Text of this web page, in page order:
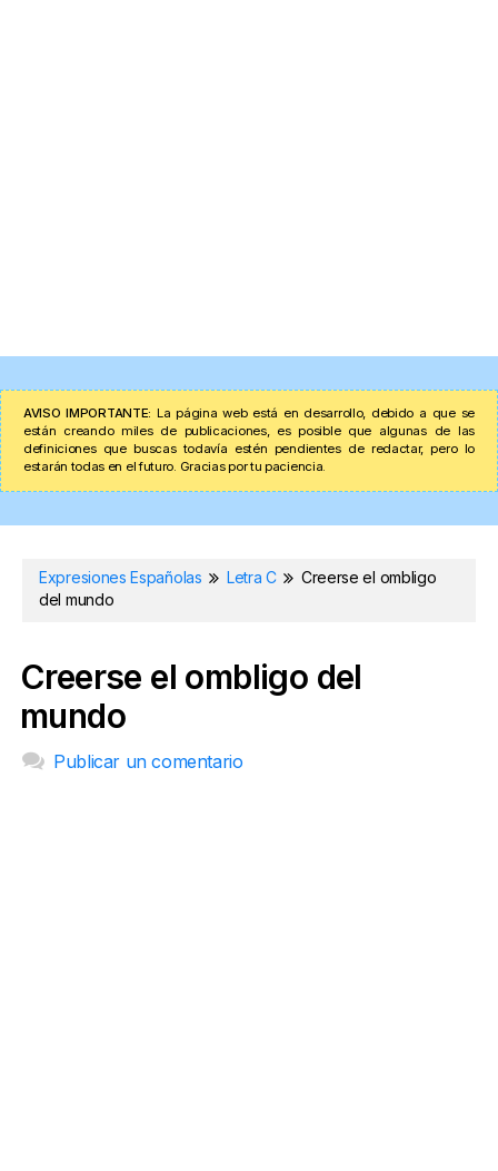
AVISO IMPORTANTE: La página web está en desarrollo, debido a que se
están creando miles de publicaciones, es posible que algunas de las
definiciones que buscas todavía estén pendientes de redactar, pero lo
estarán todas en el futuro. Gracias por tu paciencia.
Expresiones Españolas Letra C
Creerse el ombligo
del mundo
Creerse el ombligo del
mundo
Publicar un comentario